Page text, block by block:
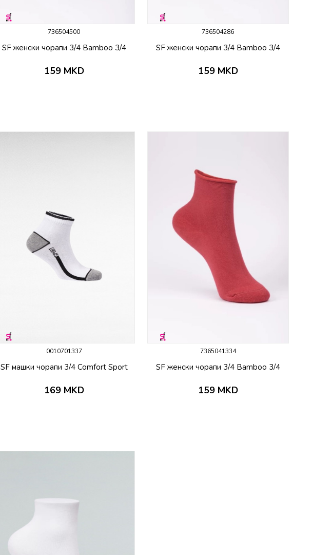
736504500
SF женски чорапи 3/4 Bamboo 3/4
159 MKD
736504286
SF женски чорапи 3/4 Bamboo 3/4
159 MKD
0010701337
SF машки чорапи 3/4 Comfort Sport
169 MKD
7365041334
SF женски чорапи 3/4 Bamboo 3/4
159 MKD